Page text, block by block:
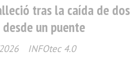
tras la caída de dos
un puente
INFOtec 4.0